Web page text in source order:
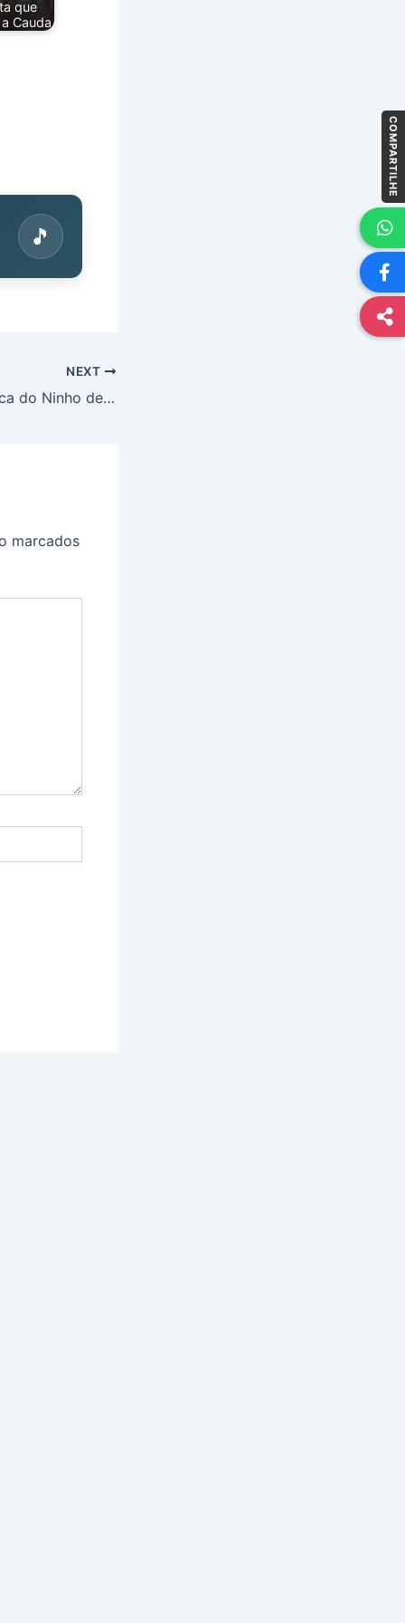
que
Cauda
🎵
NEXT
Pombério em Busca do Ninho de Ouro (CAP 17)
marcados
COMPARTILHE